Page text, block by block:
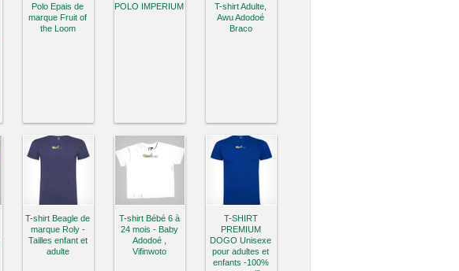
Polo Epais de
marque Fruit of
the Loom
POLO IMPERIUM
T-shirt Adulte,
Awu Adodoé
Braco
T-shirt Beagle de
marque Roly -
Tailles enfant et
adulte
T-shirt Bébé 6 à
24 mois - Baby
Adodoé ,
Vifinwoto
T-SHIRT
PREMIUM
DOGO Unisexe
pour adultes et
enfants -100%